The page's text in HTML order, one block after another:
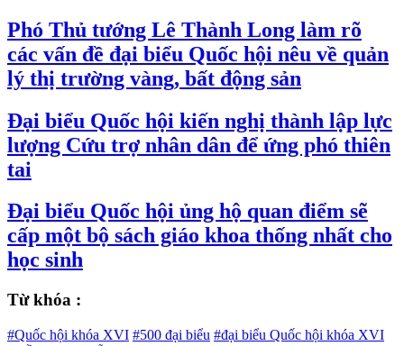
Phó Thủ tướng Lê Thành Long làm rõ
các vấn đề đại biểu Quốc hội nêu về quản
lý thị trường vàng, bất động sản
Đại biểu Quốc hội kiến nghị thành lập lực
lượng Cứu trợ nhân dân để ứng phó thiên
tai
Đại biểu Quốc hội ủng hộ quan điểm sẽ
cấp một bộ sách giáo khoa thống nhất cho
học sinh
Từ khóa :
#Quốc hội khóa XVI #500 đại biểu #đại biểu Quốc hội khóa XVI